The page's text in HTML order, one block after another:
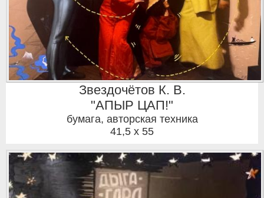
Звездочётов К. В.
"АПЫР ЦАП!"
бумага, авторская техника
41,5 x 55